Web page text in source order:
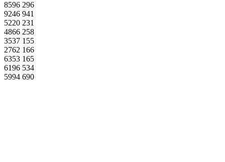
8596 296
9246 941
5220 231
4866 258
3537 155
2762 166
6353 165
6196 534
5994 690